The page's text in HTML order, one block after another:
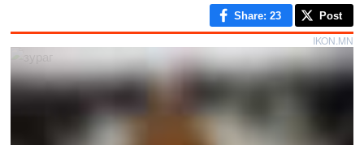
Share: 23 Post
IKON.MN